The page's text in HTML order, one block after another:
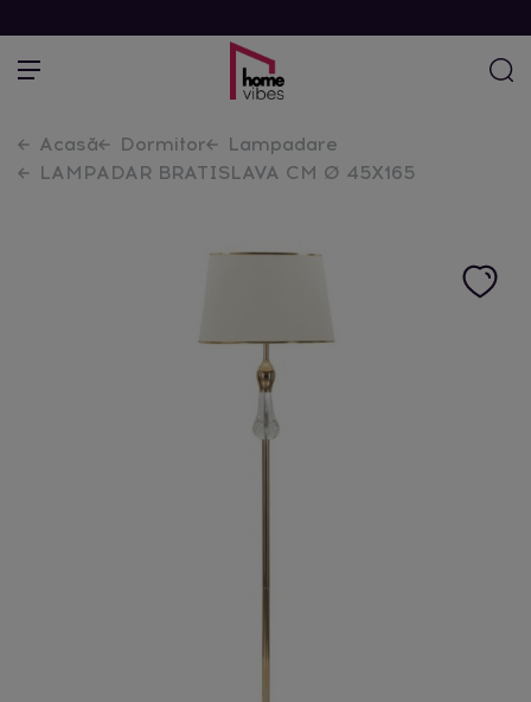
Acasă Dormitor
Lampadare
LAMPADAR BRATISLAVA CM Ø 45X165